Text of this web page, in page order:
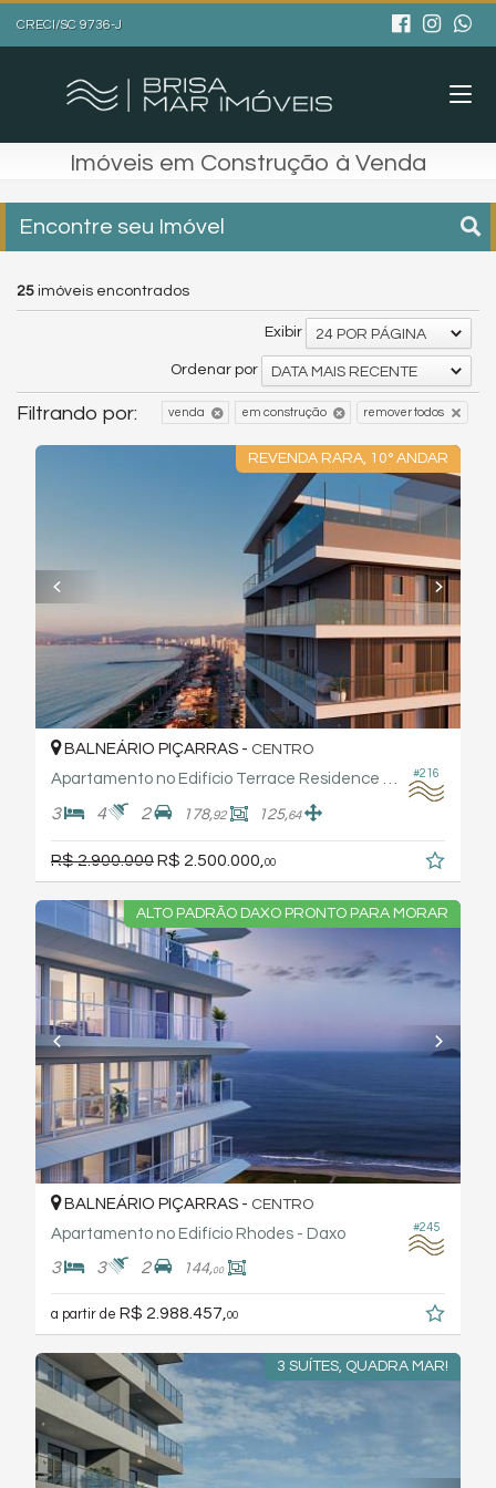
CRECI/SC 9736-J
Imóveis em Construção à Venda
Encontre seu Imóvel
25 imóveis encontrados
Exibir 24 POR PÁGINA
Ordenar por DATA MAIS RECENTE
Filtrando por: venda em construção remover todos
REVENDA RARA, 10° ANDAR
#216
BALNEÁRIO PIÇARRAS - CENTRO
Apartamento no Edifício Terrace Residence By Frechal
3 4 2 178,92 125,64
R$ 2.900.000R$ 2.500.000, 00
ALTO PADRÃO DAXO PRONTO PARA MORAR
#245
BALNEÁRIO PIÇARRAS - CENTRO
Apartamento no Edifício Rhodes - Daxo
3 3 2 144,00
a partir de R$ 2.988.457,00
3 SUÍTES, QUADRA MAR!